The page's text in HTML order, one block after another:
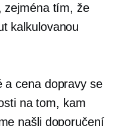
zejména tím, že
kalkulovanou
a cena dopravy se
na tom, kam
našli doporučení